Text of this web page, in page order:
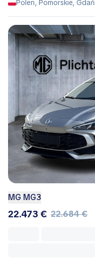
Polen, Pomorskie,
MG MG3
22.473 € 22.684 €